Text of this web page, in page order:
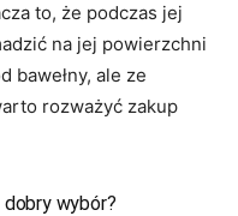
to, że podczas jej
na jej powierzchni
bawełny, ale ze
rozważyć zakup
wybór?